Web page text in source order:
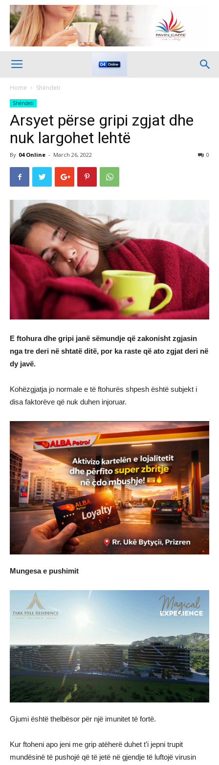
Home Shëndeti
Shëndeti
Arsyet përse gripi zgjat dhe
nuk largohet lehtë
By 04 Online - March 26, 2022 0
E ftohura dhe gripi janë sëmundje që zakonisht zgjasin
nga tre deri në shtatë ditë, por ka raste që ato zgjat deri në
dy javë.
Kohëzgjatja jo normale e të ftohurës shpesh është subjekt i
disa faktorëve që nuk duhen injoruar.
Mungesa e pushimit
Gjumi është thelbësor për një imunitet të fortë.
Kur ftoheni apo jeni me grip atëherë duhet t’i jepni trupit
mundësinë të pushojë që të jetë në gjendje të luftojë virusin